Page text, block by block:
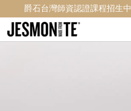
爵石台灣師資認證課程招生中